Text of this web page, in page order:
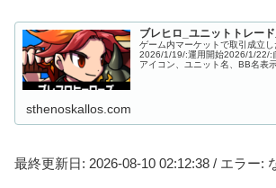
ブレヒロ_ユニットトレー
ゲーム内マーケットで取引成立し
2026/1/19/:運用開始2026/1/22/:
アイコン、ユニット名、BB名表
sthenoskallos.com
最終更新日: 2026-08-10 02:12:38 / エラー: